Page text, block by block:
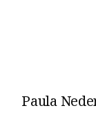
Paula